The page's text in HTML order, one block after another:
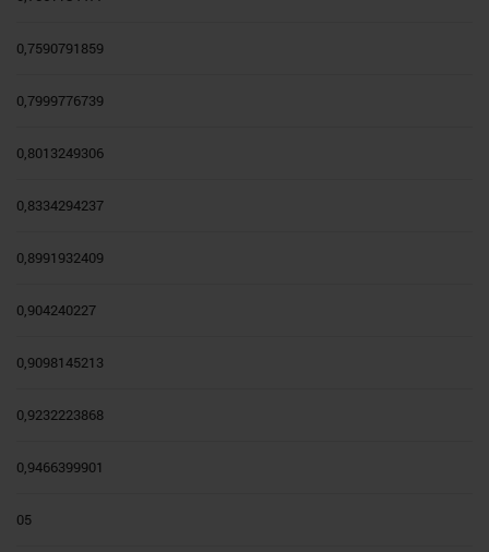
0,7590791859
0,7999776739
0,8013249306
0,8334294237
0,8991932409
0,904240227
0,9098145213
0,9232223868
0,9466399901
05